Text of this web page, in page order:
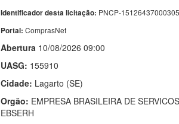
Identificador desta licitação: PNCP-
Portal: ComprasNet
Abertura 10/08/2026 09:00
UASG: 155910
Cidade: Lagarto (SE)
Orgão: EMPRESA BRASILEIRA DE
EBSERH